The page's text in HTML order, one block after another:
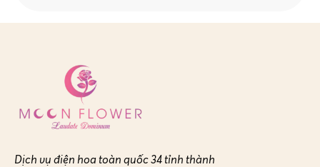
Dịch vụ điện hoa toàn quốc 34 tỉnh thành